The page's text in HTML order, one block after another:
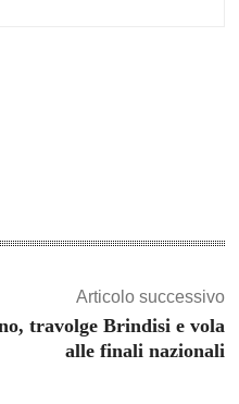
Articolo successivo
travolge Brindisi e vola
alle finali nazionali